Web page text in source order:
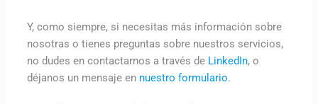
Y, como siempre, si necesitas más información sobre
nosotras o tienes preguntas sobre nuestros servicios,
no dudes en contactarnos a través de LinkedIn, o
déjanos un mensaje en nuestro formulario.